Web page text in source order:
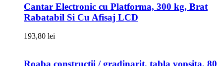
Cantar Electronic cu Platforma, 300 kg, Brat
Rabatabil Si Cu Afisaj LCD
193,80 lei
Roaba constructii / gradinarit, tabla vopsita, 80